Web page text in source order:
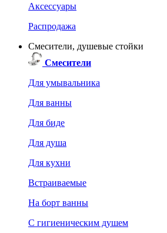
Аксессуары
Распродажа
Смесители, душевые стойки
Смесители
Для умывальника
Для ванны
Для биде
Для душа
Для кухни
Встраиваемые
На борт ванны
C гигиеническим душем